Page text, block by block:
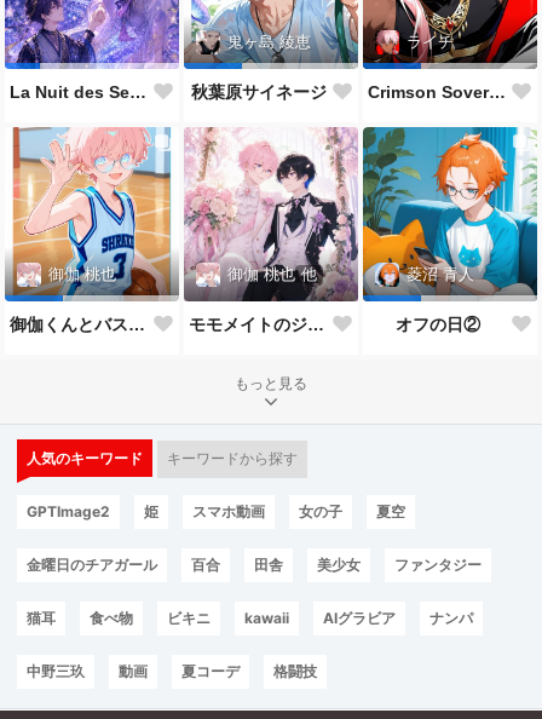
La Nuit des Sept Étoiles
鬼ヶ島 綾恵
秋葉原サイネージ
ライチ
Crimson Sovereign👑
御伽 桃也
御伽くんとバスケ🏀
御伽 桃也 他
モモメイトのジューンブライド*:✨\( ॑˘ ॑◍\ 💒💍 ﾉ◍ ॑˘ ॑ )ﾉ✨:*
菱沼 青人
オフの日②
もっと見る
人気のキーワード キーワードから探す
GPTImage2 姫 スマホ動画 女の子 夏空
金曜日のチアガール 百合 田舎 美少女 ファンタジー
猫耳 食べ物 ビキニ kawaii AIグラビア ナンパ
中野三玖 動画 夏コーデ 格闘技